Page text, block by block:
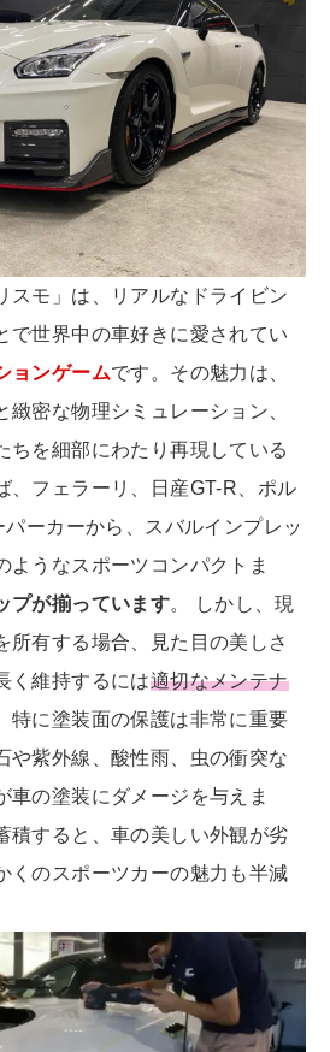
スモ」は、リアルなドライビン
で世界中の車好きに愛されてい
ョンゲームです。その魅力は、
緻密な物理シミュレーション、
ちを細部にわたり再現している
、フェラーリ、日産GT-R、ポル
ーカーから、スバルインプレッ
ようなスポーツコンパクトま
プが揃っています。 しかし、現
所有する場合、見た目の美しさ
く維持するには適切なメンテナ
特に塗装面の保護は非常に重要
や紫外線、酸性雨、虫の衝突な
車の塗装にダメージを与えま
積すると、車の美しい外観が劣
くのスポーツカーの魅力も半減